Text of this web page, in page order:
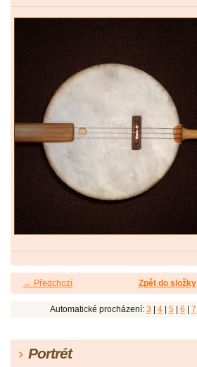
← Předchozí Zpět do složky
Automatické procházení: 3 4| 5| 6 7
Portrét